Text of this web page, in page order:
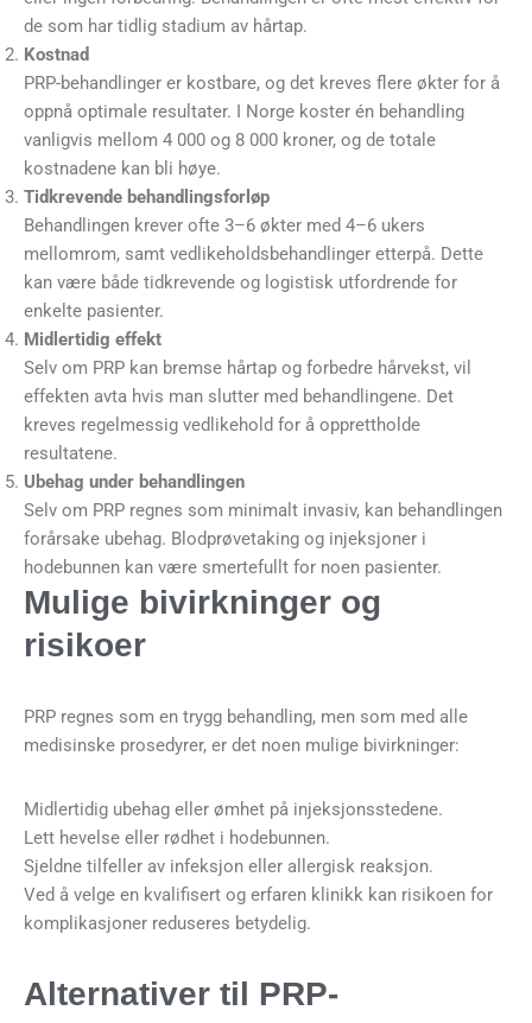
de som har tidlig stadium av hårtap.
Kostnad
PRP-behandlinger er kostbare, og det kreves flere økter for å
oppnå optimale resultater. I Norge koster én behandling
vanligvis mellom 4 000 og 8 000 kroner, og de totale
kostnadene kan bli høye.
Tidkrevende behandlingsforløp
Behandlingen krever ofte 3–6 økter med 4–6 ukers
mellomrom, samt vedlikeholdsbehandlinger etterpå. Dette
kan være både tidkrevende og logistisk utfordrende for
enkelte pasienter.
Midlertidig effekt
Selv om PRP kan bremse hårtap og forbedre hårvekst, vil
effekten avta hvis man slutter med behandlingene. Det
kreves regelmessig vedlikehold for å opprettholde
resultatene.
Ubehag under behandlingen
Selv om PRP regnes som minimalt invasiv, kan behandlingen
forårsake ubehag. Blodprøvetaking og injeksjoner i
hodebunnen kan være smertefullt for noen pasienter.
Mulige bivirkninger og
risikoer
PRP regnes som en trygg behandling, men som med alle
medisinske prosedyrer, er det noen mulige bivirkninger:
Midlertidig ubehag eller ømhet på injeksjonsstedene.
Lett hevelse eller rødhet i hodebunnen.
Sjeldne tilfeller av infeksjon eller allergisk reaksjon.
Ved å velge en kvalifisert og erfaren klinikk kan risikoen for
komplikasjoner reduseres betydelig.
Alternativer til PRP-